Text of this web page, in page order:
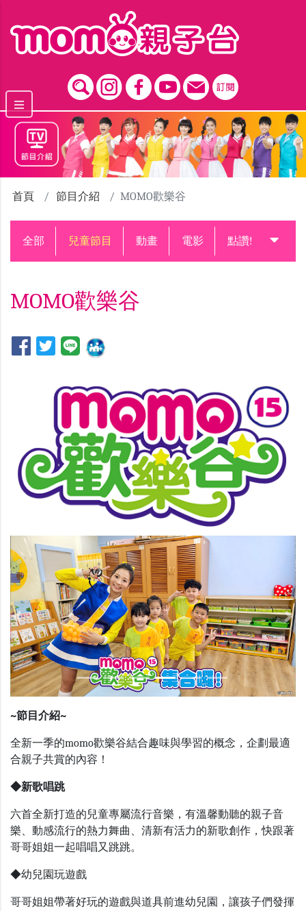
首頁 節目介紹 MOMO歡樂谷
全部 兒童節目 動畫 電影 點讚!升級中
MOMO歡樂谷
Previous
~節目介紹~
全新一季的momo歡樂谷結合趣味與學習的概念，企劃最適
合親子共賞的內容！
◆新歌唱跳
六首全新打造的兒童專屬流行音樂，有溫馨動聽的親子音
樂、動感流行的熱力舞曲、清新有活力的新歌創作，快跟著
哥哥姐姐一起唱唱又跳跳。
◆幼兒園玩遊戲
哥哥姐姐帶著好玩的遊戲與道具前進幼兒園，讓孩子們發揮